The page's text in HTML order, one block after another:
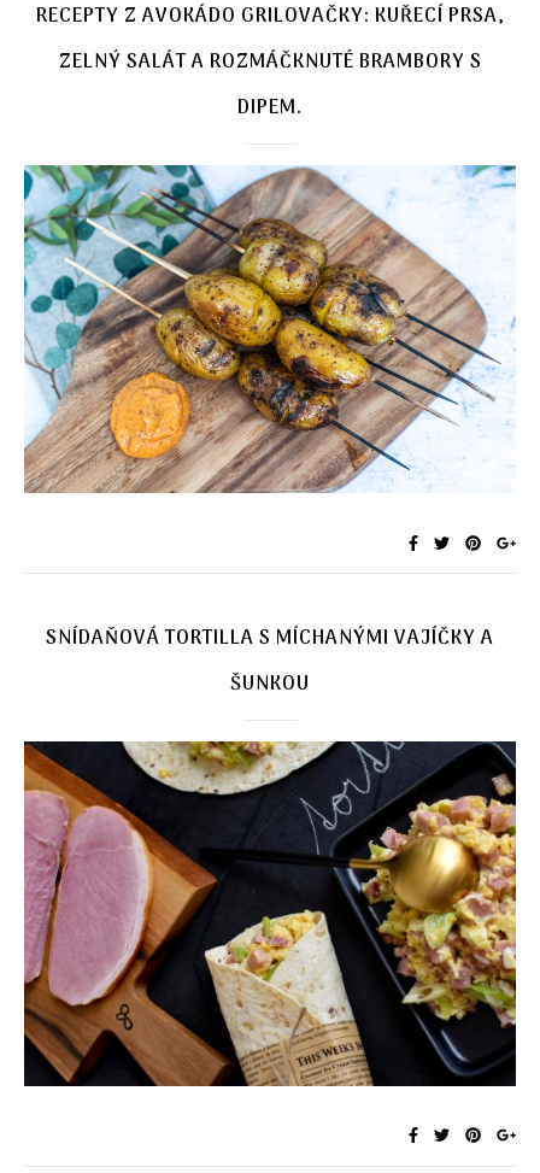
RECEPTY Z AVOKÁDO GRILOVAČKY: KUŘECÍ PRSA,
ZELNÝ SALÁT A ROZMÁČKNUTÉ BRAMBORY S
DIPEM.
SNÍDAŇOVÁ TORTILLA S MÍCHANÝMI VAJÍČKY A
ŠUNKOU